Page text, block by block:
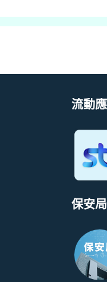
流動
保安